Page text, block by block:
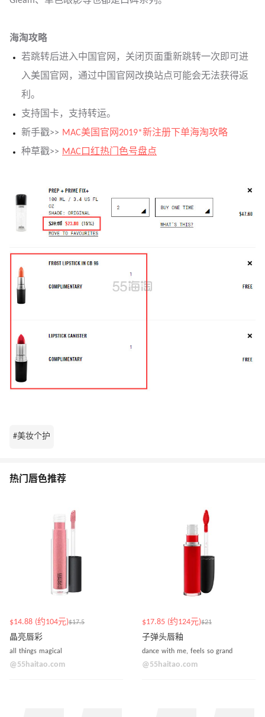
海淘攻略
若跳转后进入中国官网 ，关闭页面重新跳转一次即可进
入美国官网，通过中国官网改换站点可能会无法获得返
利。
支持国卡，支持转运。
新手戳>> MAC美国官网2019*新注册下单海淘攻略
种草戳>> MAC口红热门色号盘点
#美妆个护
热门唇色推荐
$14.88 (约104元)$17.5
晶亮唇彩
all things magical
@55haitao.com
$17.85 (约124元)$21
子弹头唇釉
dance with me, feels so grand
@55haitao.com